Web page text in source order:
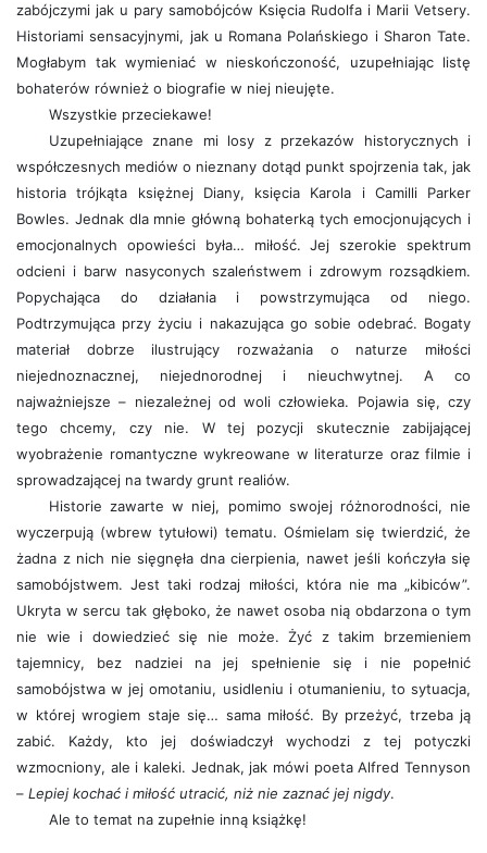
zabójczymi jak u pary samobójców Księcia Rudolfa i Marii Vetsery.
Historiami sensacyjnymi, jak u Romana Polańskiego i Sharon Tate.
Mogłabym tak wymieniać w nieskończoność, uzupełniając listę
bohaterów również o biografie w niej nieujęte.
Wszystkie przeciekawe!
Uzupełniające znane mi losy z przekazów historycznych i
współczesnych mediów o nieznany dotąd punkt spojrzenia tak, jak
historia trójkąta księżnej Diany, księcia Karola i Camilli Parker
Bowles. Jednak dla mnie główną bohaterką tych emocjonujących i
emocjonalnych opowieści była… miłość. Jej szerokie spektrum
odcieni i barw nasyconych szaleństwem i zdrowym rozsądkiem.
Popychająca do działania i powstrzymująca od niego.
Podtrzymująca przy życiu i nakazująca go sobie odebrać. Bogaty
materiał dobrze ilustrujący rozważania o naturze miłości
niejednoznacznej, niejednorodnej i nieuchwytnej. A co
najważniejsze – niezależnej od woli człowieka. Pojawia się, czy
tego chcemy, czy nie. W tej pozycji skutecznie zabijającej
wyobrażenie romantyczne wykreowane w literaturze oraz filmie i
sprowadzającej na twardy grunt realiów.
Historie zawarte w niej, pomimo swojej różnorodności, nie
wyczerpują (wbrew tytułowi) tematu. Ośmielam się twierdzić, że
żadna z nich nie sięgnęła dna cierpienia, nawet jeśli kończyła się
samobójstwem. Jest taki rodzaj miłości, która nie ma „kibiców”.
Ukryta w sercu tak głęboko, że nawet osoba nią obdarzona o tym
nie wie i dowiedzieć się nie może. Żyć z takim brzemieniem
tajemnicy, bez nadziei na jej spełnienie się i nie popełnić
samobójstwa w jej omotaniu, usidleniu i otumanieniu, to sytuacja,
w której wrogiem staje się… sama miłość. By przeżyć, trzeba ją
zabić. Każdy, kto jej doświadczył wychodzi z tej potyczki
wzmocniony, ale i kaleki. Jednak, jak mówi poeta Alfred Tennyson
– Lepiej kochać i miłość utracić, niż nie zaznać jej nigdy.
Ale to temat na zupełnie inną książkę!